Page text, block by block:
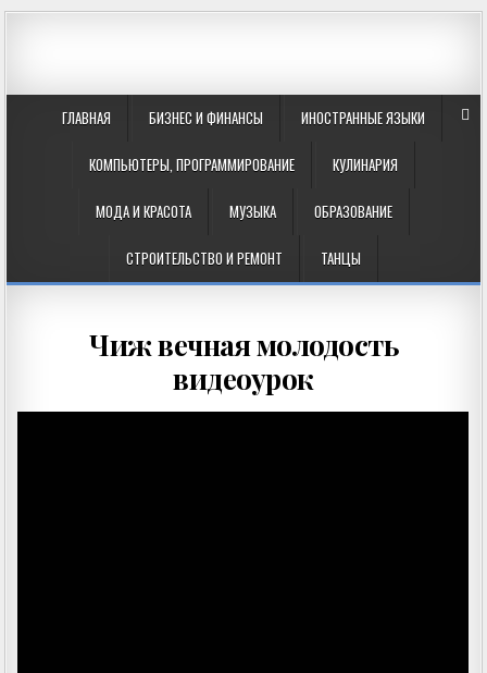
ГЛАВНАЯ БИЗНЕС И ФИНАНСЫ ИНОСТРАННЫЕ ЯЗЫКИ
КОМПЬЮТЕРЫ, ПРОГРАММИРОВАНИЕ КУЛИНАРИЯ
МОДА И КРАСОТА МУЗЫКА ОБРАЗОВАНИЕ
СТРОИТЕЛЬСТВО И РЕМОНТ ТАНЦЫ
Чиж вечная молодость
видеоурок